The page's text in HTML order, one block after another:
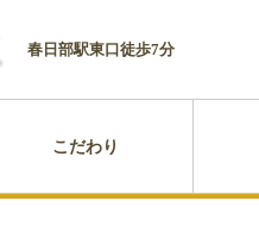
春日部駅東口徒歩7分
こだわり